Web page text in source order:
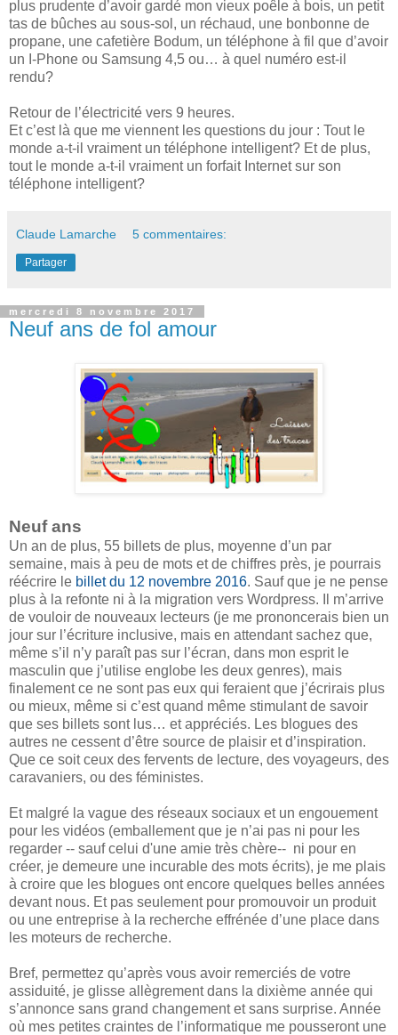
plus prudente d’avoir gardé mon vieux poêle à bois, un petit
tas de bûches au sous-sol, un réchaud, une bonbonne de
propane, une cafetière Bodum, un téléphone à fil que d’avoir
un I-Phone ou Samsung 4,5 ou… à quel numéro est-il
rendu?
Retour de l’électricité vers 9 heures.
Et c’est là que me viennent les questions du jour : Tout le
monde a-t-il vraiment un téléphone intelligent? Et de plus,
tout le monde a-t-il vraiment un forfait Internet sur son
téléphone intelligent?
Claude Lamarche 5 commentaires:
Partager
mercredi 8 novembre 2017
Neuf ans de fol amour
Neuf ans
Un an de plus, 55 billets de plus, moyenne d’un par
semaine, mais à peu de mots et de chiffres près, je pourrais
réécrire le billet du 12 novembre 2016. Sauf que je ne pense
plus à la refonte ni à la migration vers Wordpress. Il m’arrive
de vouloir de nouveaux lecteurs (je me prononcerais bien un
jour sur l’écriture inclusive, mais en attendant sachez que,
même s’il n’y paraît pas sur l’écran, dans mon esprit le
masculin que j’utilise englobe les deux genres), mais
finalement ce ne sont pas eux qui feraient que j’écrirais plus
ou mieux, même si c’est quand même stimulant de savoir
que ses billets sont lus… et appréciés. Les blogues des
autres ne cessent d’être source de plaisir et d’inspiration.
Que ce soit ceux des fervents de lecture, des voyageurs, des
caravaniers, ou des féministes.
Et malgré la vague des réseaux sociaux et un engouement
pour les vidéos (emballement que je n’ai pas ni pour les
regarder -- sauf celui d'une amie très chère-- ni pour en
créer, je demeure une incurable des mots écrits), je me plais
à croire que les blogues ont encore quelques belles années
devant nous. Et pas seulement pour promouvoir un produit
ou une entreprise à la recherche effrénée d’une place dans
les moteurs de recherche.
Bref, permettez qu’après vous avoir remerciés de votre
assiduité, je glisse allègrement dans la dixième année qui
s’annonce sans grand changement et sans surprise. Année
où mes petites craintes de l’informatique me pousseront une